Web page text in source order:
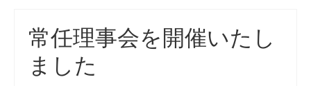
常任理事会を開催いたし
ました